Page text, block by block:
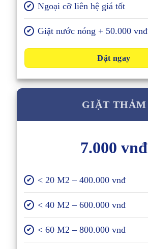
✔ Ngoại cỡ liên hệ giá tốt
✔ Giặt nước nóng + 50.000 vnđ
Đặt ngay
GIẶT THẢM
7.000 vnđ
✔ < 20 M2 – 400.000 vnđ
✔ < 40 M2 – 600.000 vnđ
✔ < 60 M2 – 800.000 vnđ